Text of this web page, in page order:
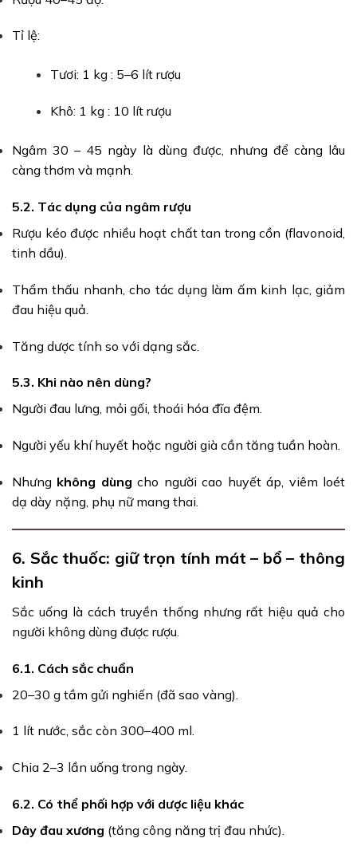
Tỉ lệ:
Tươi: 1 kg : 5–6 lít rượu
Khô: 1 kg : 10 lít rượu
Ngâm 30 – 45 ngày là dùng được, nhưng để càng lâu
càng thơm và mạnh.
5.2. Tác dụng của ngâm rượu
Rượu kéo được nhiều hoạt chất tan trong cồn (flavonoid,
tinh dầu).
Thẩm thấu nhanh, cho tác dụng làm ấm kinh lạc, giảm
đau hiệu quả.
Tăng dược tính so với dạng sắc.
5.3. Khi nào nên dùng?
Người đau lưng, mỏi gối, thoái hóa đĩa đệm.
Người yếu khí huyết hoặc người già cần tăng tuần hoàn.
Nhưng không dùng cho người cao huyết áp, viêm loét
dạ dày nặng, phụ nữ mang thai.
6. Sắc thuốc: giữ trọn tính mát – bổ – thông
kinh
Sắc uống là cách truyền thống nhưng rất hiệu quả cho
người không dùng được rượu.
6.1. Cách sắc chuẩn
20–30 g tầm gửi nghiến (đã sao vàng).
1 lít nước, sắc còn 300–400 ml.
Chia 2–3 lần uống trong ngày.
6.2. Có thể phối hợp với dược liệu khác
Dây đau xương (tăng công năng trị đau nhức).